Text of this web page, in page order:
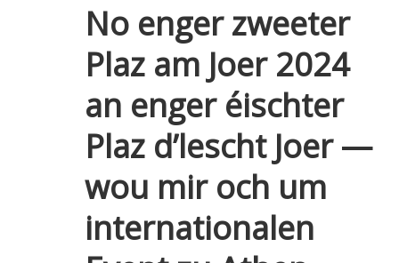
No enger zweeter
Plaz am Joer 2024
an enger éischter
Plaz d’lescht Joer —
wou mir och um
internationalen